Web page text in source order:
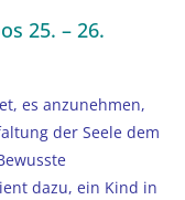
25. – 26.
es anzunehmen,
der Seele dem
dazu, ein Kind in